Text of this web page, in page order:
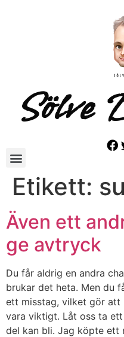
Sölve
Etikett:
Även ett
ge avtryck
Du får aldrig en andra
brukar det heta. Men du
ett misstag, vilket gör att
vara viktigt. Låt oss ta
del kan bli. Jag köpte ett